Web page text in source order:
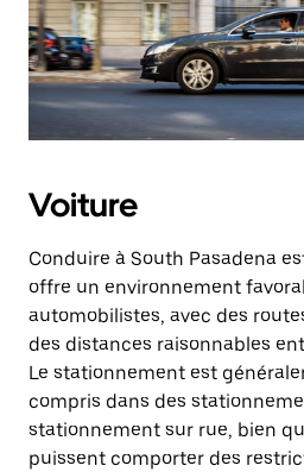
Voiture
Conduire à South Pasadena
offre un environnement
automobilistes, avec des
des distances raisonnables
Le stationnement est
compris dans des
stationnement sur rue, bien
puissent comporter des